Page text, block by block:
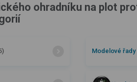
ohradníku na plot
Modelové řady